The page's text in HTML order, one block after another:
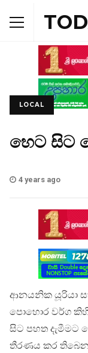
LOCAL
හෙට සිට
4 years ago
ආනයනික යූරියා
පොහොර වර්ග
සිට පහත
තීරණය කර